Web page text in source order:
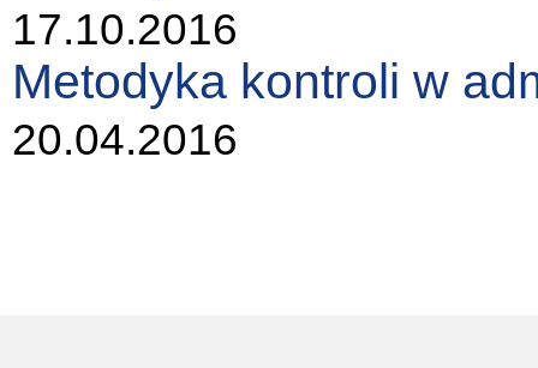
17.10.2016
Metodyka kontroli w
20.04.2016